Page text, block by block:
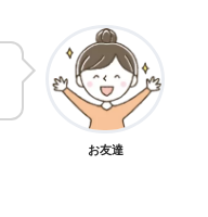
お友達